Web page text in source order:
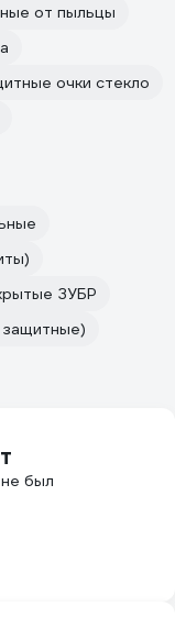
от пыльцы
очки стекло
ЗУБР
был